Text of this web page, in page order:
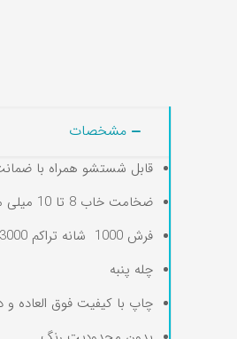
مشخصات
قابل شستشو همراه با
ضخامت خاب 8 تا 10 میلی متر
فرش 1000 شانه تراکم 3000
چله پنبه
چاپ با کیفیت فوق العاده و